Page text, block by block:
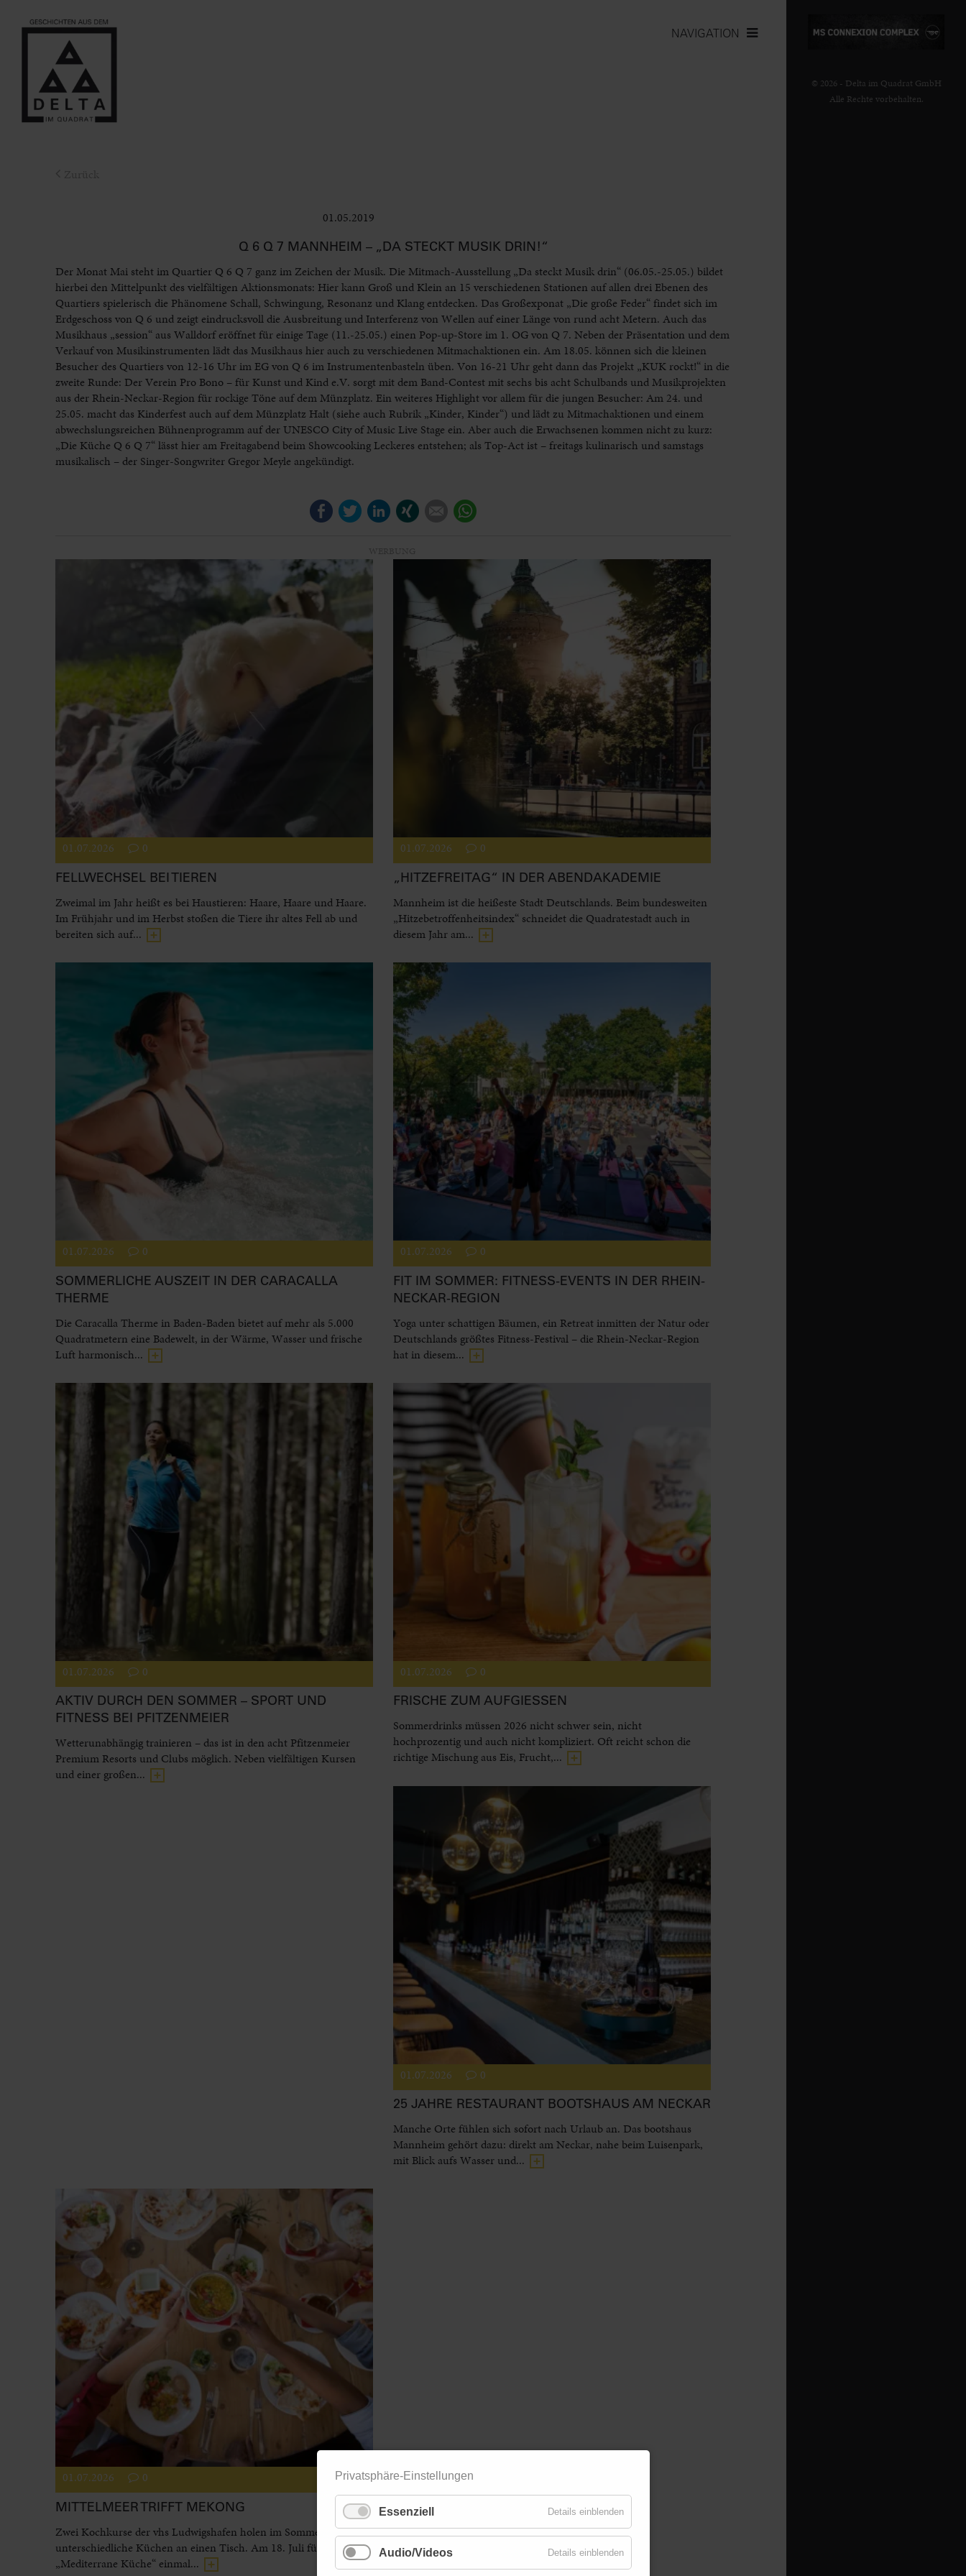
NAVIGATION
01.05.2019
Q 6 Q 7 MANNHEIM – „DA STECKT MUSIK DRIN!“
Der Monat Mai steht im Quartier Q 6 Q 7 ganz im Zeichen der Musik. Die Mitmach-Ausstellung „Da steckt Musik drin“ (06.05.-25.05.) bildet
hierbei den Mittelpunkt des vielfältigen Aktionsmonats: Hier kann Groß und Klein an 15 verschiedenen Stationen auf allen drei Ebenen des
Quartiers spielerisch die Phänomene Schall, Schwingung, Resonanz und Klang entdecken. Das Großexponat „Die große Feder“ findet sich im
Erdgeschoss von Q 6 und zeigt eindrucksvoll die Ausbreitung und Interferenz von Wellen auf einer Länge von rund acht Metern. Auch das
Musikhaus „session“ aus Walldorf eröffnet für einige Tage (11.-25.05.) einen Pop-up-Store im 1. OG von Q 7. Neben der Präsentation und dem
Verkauf von Musikinstrumenten lädt das Musikhaus hier auch zu verschiedenen Mitmachaktionen ein. Am 18.05. können sich die kleinen
Besucher des Quartiers von 12-16 Uhr im EG von Q 6 im Instrumentenbasteln üben. Von 16-21 Uhr geht dann das Projekt „KUK rockt!“ in die
zweite Runde: Der Verein Pro Bono – für Kunst und Kind e.V. sorgt mit dem Band-Contest mit sechs bis acht Schulbands und Musikprojekten
aus der Rhein-Neckar-Region für rockige Töne auf dem Münzplatz. Ein weiteres Highlight vor allem für die jungen Besucher: Am 24. und
25.05. macht das Kinderfest auch auf dem Münzplatz Halt (siehe auch Rubrik „Kinder, Kinder“) und lädt zu Mitmachaktionen und einem
abwechslungsreichen Bühnenprogramm auf der UNESCO City of Music Live Stage ein. Aber auch die Erwachsenen kommen nicht zu kurz:
„Die Küche Q 6 Q 7“ lässt hier am Freitagabend beim Showcooking Leckeres entstehen; als Top-Act ist – freitags kulinarisch und samstags
musikalisch – der Singer-Songwriter Gregor Meyle angekündigt.
FacebookTwitterLinkedIn E-mail
01.07.2026 0
FELLWECHSEL BEI TIEREN
Zweimal im Jahr heißt es bei Haustieren: Haare, Haare und Haare.
Im Frühjahr und im Herbst stoßen die Tiere ihr altes Fell ab und
bereiten sich auf...
01.07.2026 0
„HITZEFREITAG“ IN DER ABENDAKADEMIE
Mannheim ist die heißeste Stadt Deutschlands. Beim bundesweiten
„Hitzebetroffenheitsindex“ schneidet die Quadratestadt auch in
diesem Jahr am...
01.07.2026 0
SOMMERLICHE AUSZEIT IN DER CARACALLA
THERME
Die Caracalla Therme in Baden-Baden bietet auf mehr als 5.000
Quadratmetern eine Badewelt, in der Wärme, Wasser und frische
Luft harmonisch...
01.07.2026 0
FIT IM SOMMER: FITNESS-EVENTS IN DER RHEIN-
NECKAR-REGION
Yoga unter schattigen Bäumen, ein Retreat inmitten der Natur oder
Deutschlands größtes Fitness-Festival – die Rhein-Neckar-Region
hat in diesem...
01.07.2026 0
AKTIV DURCH DEN SOMMER – SPORT UND
FITNESS BEI PFITZENMEIER
Wetterunabhängig trainieren – das ist in den acht Pfitzenmeier
Premium Resorts und Clubs möglich. Neben vielfältigen Kursen
und einer großen...
01.07.2026 0
FRISCHE ZUM AUFGIESSEN
Sommerdrinks müssen 2026 nicht schwer sein, nicht
hochprozentig und auch nicht kompliziert. Oft reicht schon die
richtige Mischung aus Eis, Frucht,...
01.07.2026 0
25 JAHRE RESTAURANT BOOTSHAUS AM NECKAR
Manche Orte fühlen sich sofort nach Urlaub an. Das bootshaus
Mannheim gehört dazu: direkt am Neckar, nahe beim Luisenpark,
mit Blick aufs Wasser und...
01.07.2026 0
MITTELMEER TRIFFT MEKONG
Zwei Kochkurse der vhs Ludwigshafen holen im Sommer ganz
unterschiedliche Küchen an einen Tisch. Am 18. Juli führt die
„Mediterrane Küche“ einmal...
© 2026 - Delta im Quadrat GmbH
Alle Rechte vorbehalten.
Privatsphäre-Einstellungen
Essenziell Details einblenden
Audio/Videos Details einblenden